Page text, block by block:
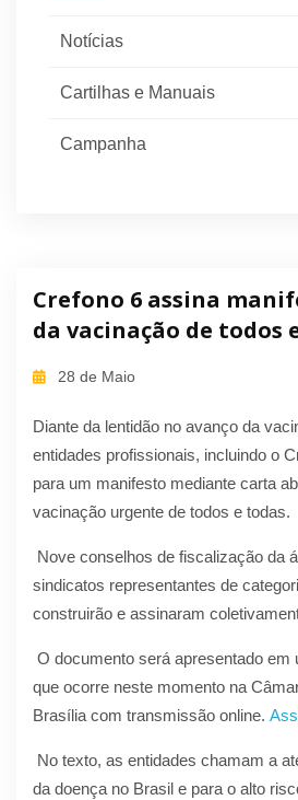
Notícias
Cartilhas e Manuais
Campanha
Crefono 6 assina
da vacinação de todos
28 de Maio
Diante da lentidão no avanço da
entidades profissionais, incluindo o
para um manifesto mediante carta
vacinação urgente de todos e todas.
Nove conselhos de fiscalização da
sindicatos representantes de
construirão e assinaram
O documento será apresentado em
que ocorre neste momento na
Brasília com transmissão online.
No texto, as entidades chamam a
da doença no Brasil e para o alto